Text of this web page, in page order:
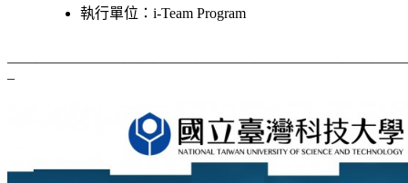
執行單位：i-Team Program
–